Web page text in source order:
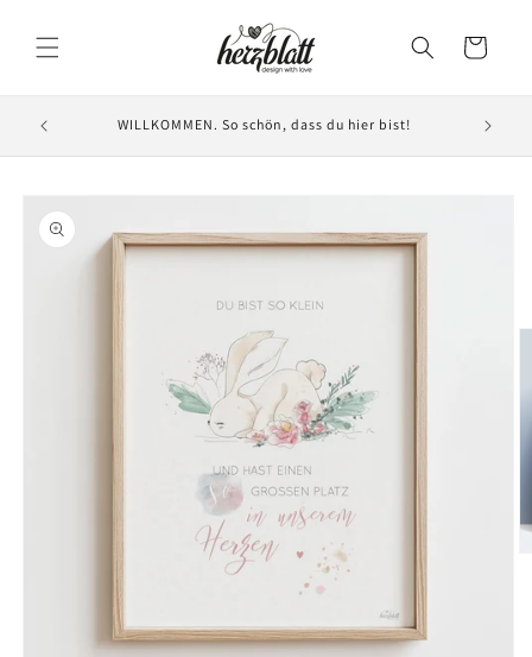
Inhalt
Warenkorb
WILLKOMMEN. So schön, dass du hier bist!